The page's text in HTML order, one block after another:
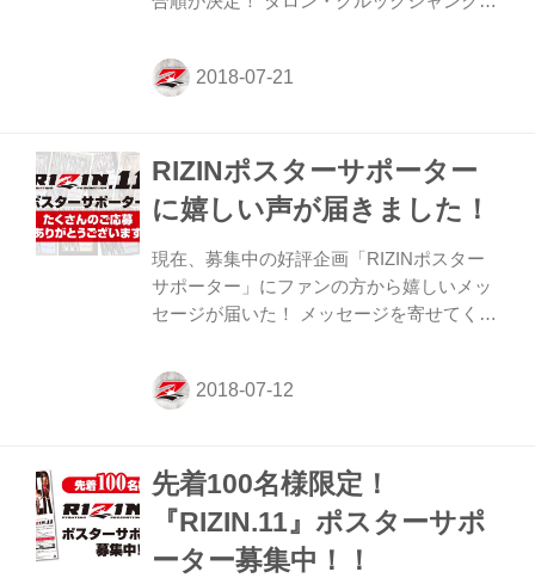
織と山本美優の闘母対決、堀口恭司と扇久
保博正、浅倉カンナとRENAの再戦と後半
カード、試合順は下記の通りだ。
≫『RIZIN.11』大会概要・チケット情報
RIZINポスターサポーター
に嬉しい声が届きました！
現在、募集中の好評企画「RIZINポスター
サポーター」にファンの方から嬉しいメッ
セージが届いた！ メッセージを寄せてくれ
KICKBOXING CLUB朝日テレビカルチャー
島田スクール」の皆さんだ。こちらのスク
ングをしている。 「今回、RIZINを初めて
知った会員さんもいて、みんな当日を楽し
みにしております。世界のRIZINに関われ
たことが、何より幸せです」とスクールに
先着100名様限定！
『RIZIN.11』ポスターサポ
ーター募集中！！